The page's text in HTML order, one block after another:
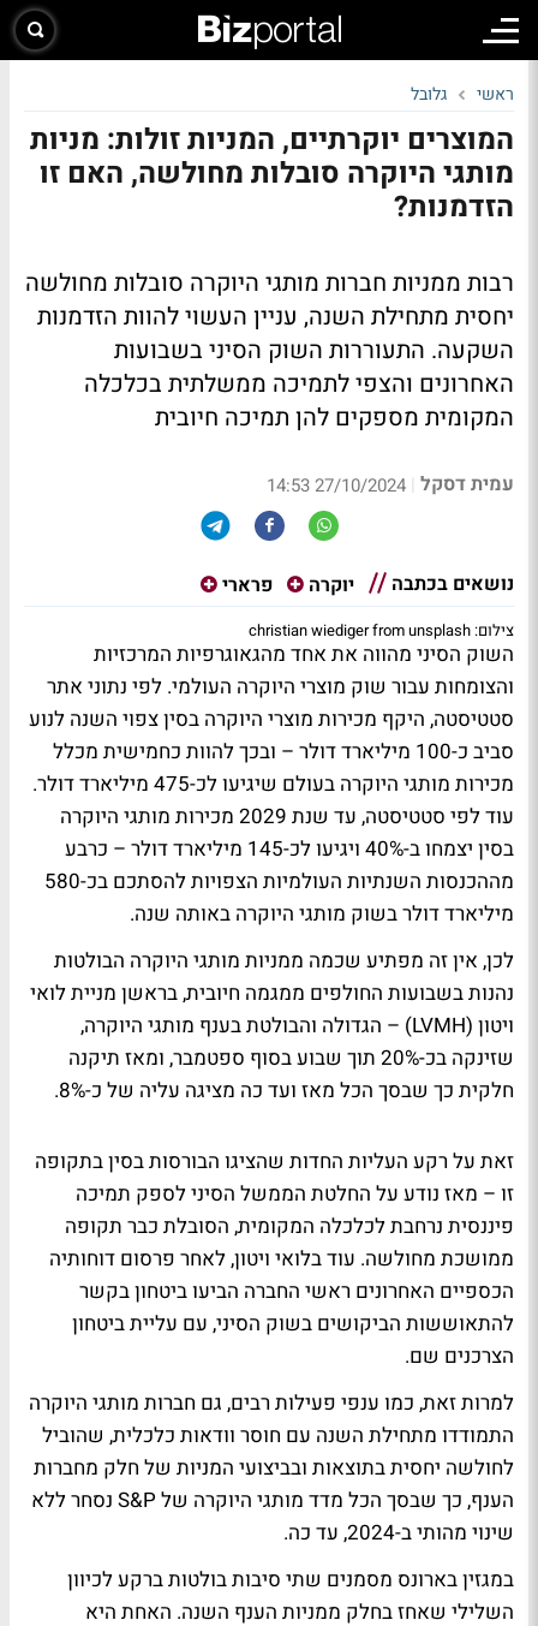
ראשי גלובל
המוצרים יוקרתיים, המניות זולות: מניות
מותגי היוקרה סובלות מחולשה, האם זו
הזדמנות?
רבות ממניות חברות מותגי היוקרה סובלות מחולשה
יחסית מתחילת השנה, עניין העשוי להוות הזדמנות
השקעה. התעוררות השוק הסיני בשבועות
האחרונים והצפי לתמיכה ממשלתית בכלכלה
המקומית מספקים להן תמיכה חיובית
עמית דסקל |
27/10/2024 14:53
נושאים בכתבה יוקרה פרארי
צילום: christian wiediger from unsplash
השוק הסיני מהווה את אחד מהגאוגרפיות המרכזיות
והצומחות עבור שוק מוצרי היוקרה העולמי. לפי נתוני אתר
סטטיסטה, היקף מכירות מוצרי היוקרה בסין צפוי השנה לנוע
סביב כ-100 מיליארד דולר – ובכך להוות כחמישית מכלל
מכירות מותגי היוקרה בעולם שיגיעו לכ-475 מיליארד דולר.
עוד לפי סטטיסטה, עד שנת 2029 מכירות מותגי היוקרה
בסין יצמחו ב-40% ויגיעו לכ-145 מיליארד דולר – כרבע
מההכנסות השנתיות העולמיות הצפויות להסתכם בכ-580
מיליארד דולר בשוק מותגי היוקרה באותה שנה.
לכן, אין זה מפתיע שכמה ממניות מותגי היוקרה הבולטות
נהנות בשבועות החולפים ממגמה חיובית, בראשן מניית לואי
ויטון (LVMH) – הגדולה והבולטת בענף מותגי היוקרה,
שזינקה בכ-20% תוך שבוע בסוף ספטמבר, ומאז תיקנה
חלקית כך שבסך הכל מאז ועד כה מציגה עליה של כ-8%.
זאת על רקע העליות החדות שהציגו הבורסות בסין בתקופה
זו – מאז נודע על החלטת הממשל הסיני לספק תמיכה
פיננסית נרחבת לכלכלה המקומית, הסובלת כבר תקופה
ממושכת מחולשה. עוד בלואי ויטון, לאחר פרסום דוחותיה
הכספיים האחרונים ראשי החברה הביעו ביטחון בקשר
להתאוששות הביקושים בשוק הסיני, עם עליית ביטחון
הצרכנים שם.
למרות זאת, כמו ענפי פעילות רבים, גם חברות מותגי היוקרה
התמודדו מתחילת השנה עם חוסר וודאות כלכלית, שהוביל
לחולשה יחסית בתוצאות ובביצועי המניות של חלק מחברות
הענף, כך שבסך הכל מדד מותגי היוקרה של S&P נסחר ללא
שינוי מהותי ב-2024, עד כה.
במגזין בארונס מסמנים שתי סיבות בולטות ברקע לכיוון
השלילי שאחז בחלק ממניות הענף השנה. האחת היא